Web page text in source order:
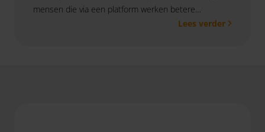
mensen die via een platform werken betere
Lees verder